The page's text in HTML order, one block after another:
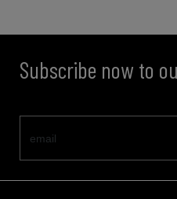
Subscribe now to